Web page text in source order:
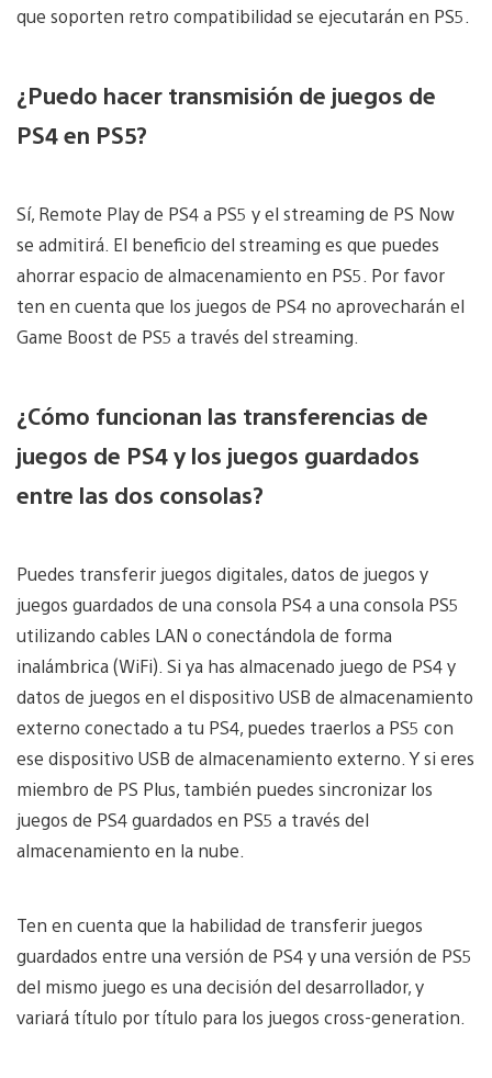
que soporten retro compatibilidad se ejecutarán en PS5.
¿Puedo hacer transmisión de juegos de
PS4 en PS5?
Sí, Remote Play de PS4 a PS5 y el streaming de PS Now
se admitirá. El beneficio del streaming es que puedes
ahorrar espacio de almacenamiento en PS5. Por favor
ten en cuenta que los juegos de PS4 no aprovecharán el
Game Boost de PS5 a través del streaming.
¿Cómo funcionan las transferencias de
juegos de PS4 y los juegos guardados
entre las dos consolas?
Puedes transferir juegos digitales, datos de juegos y
juegos guardados de una consola PS4 a una consola PS5
utilizando cables LAN o conectándola de forma
inalámbrica (WiFi). Si ya has almacenado juego de PS4 y
datos de juegos en el dispositivo USB de almacenamiento
externo conectado a tu PS4, puedes traerlos a PS5 con
ese dispositivo USB de almacenamiento externo. Y si eres
miembro de PS Plus, también puedes sincronizar los
juegos de PS4 guardados en PS5 a través del
almacenamiento en la nube.
Ten en cuenta que la habilidad de transferir juegos
guardados entre una versión de PS4 y una versión de PS5
del mismo juego es una decisión del desarrollador, y
variará título por título para los juegos cross-generation.